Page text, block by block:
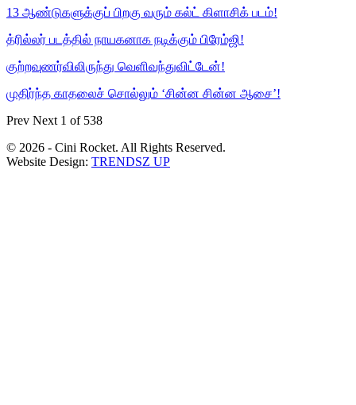
13 ஆண்டுகளுக்குப் பிறகு வரும் கல்ட் கிளாசிக் படம்!
த்ரில்லர் படத்தில் நாயகனாக நடிக்கும் பிரேம்ஜி!
குற்றவுணர்விலிருந்து வெளிவந்துவிட்டேன்!
முதிர்ந்த காதலைச் சொல்லும் ‘சின்ன சின்ன ஆசை’!
Prev Next 1 of 538
© 2026 - Cini Rocket. All Rights Reserved.
Website Design: TRENDSZ UP